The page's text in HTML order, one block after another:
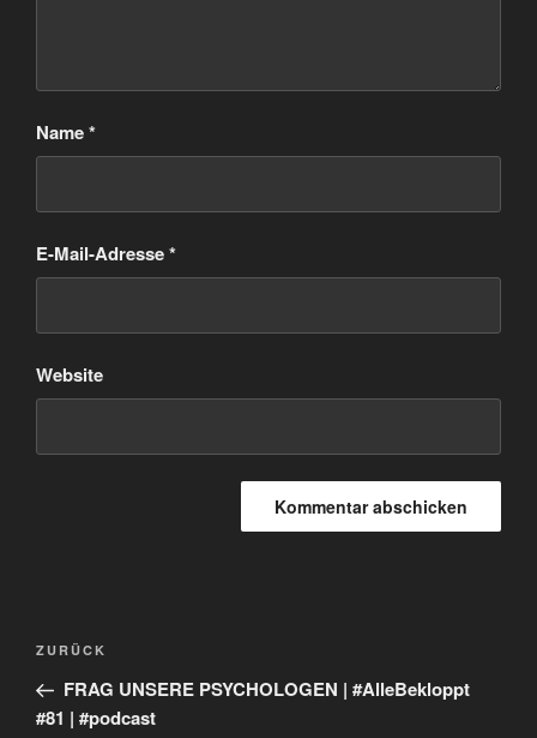
Name*
E-Mail-Adresse*
Website
Beitragsnavigation
Vorheriger
Beitrag
ZURÜCK
FRAG UNSERE PSYCHOLOGEN | #AlleBekloppt
#81 | #podcast